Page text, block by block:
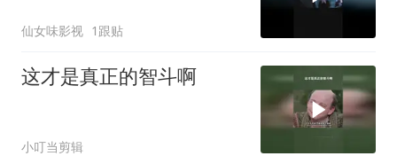
仙女味影视 1跟贴
这才是真正的智斗啊
小叮当剪辑